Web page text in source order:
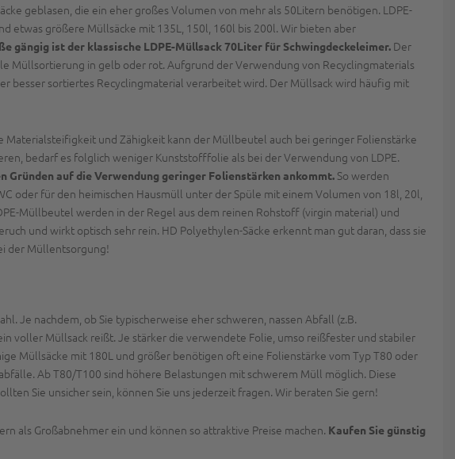
geblasen, die ein eher großes Volumen von mehr als 50Litern benötigen. LDPE-
etwas größere Müllsäcke mit 135L, 150l, 160l bis 200l. Wir bieten aber
gängig ist der klassische LDPE-Müllsack 70Liter für Schwingdeckeleimer. Der
Müllsortierung in gelb oder rot. Aufgrund der Verwendung von Recyclingmaterials
besser sortiertes Recyclingmaterial verarbeitet wird. Der Müllsack wird häufig mit
Materialsteifigkeit und Zähigkeit kann der Müllbeutel auch bei geringer Folienstärke
bedarf es folglich weniger Kunststofffolie als bei der Verwendung von LDPE.
Gründen auf die Verwendung geringer Folienstärken ankommt. So werden
oder für den heimischen Hausmüll unter der Spüle mit einem Volumen von 18l, 20l,
Müllbeutel werden in der Regel aus dem reinen Rohstoff (virgin material) und
und wirkt optisch sehr rein. HD Polyethylen-Säcke erkennt man gut daran, dass sie
der Müllentsorgung!
Je nachdem, ob Sie typischerweise eher schweren, nassen Abfall (z.B.
voller Müllsack reißt. Je stärker die verwendete Folie, umso reißfester und stabiler
Müllsäcke mit 180L und größer benötigen oft eine Folienstärke vom Typ T80 oder
Ab T80/T100 sind höhere Belastungen mit schwerem Müll möglich. Diese
Sie unsicher sein, können Sie uns jederzeit fragen. Wir beraten Sie gern!
als Großabnehmer ein und können so attraktive Preise machen. Kaufen Sie günstig